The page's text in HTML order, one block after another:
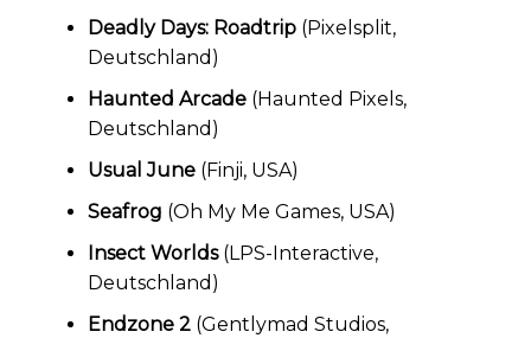
Deadly Days: Roadtrip(Pixelsplit,
Deutschland)
Haunted Arcade(Haunted Pixels,
Deutschland)
Usual June(Finji, USA)
Seafrog (Oh My Me Games, USA)
Insect Worlds(LPS-Interactive,
Deutschland)
Endzone 2(Gentlymad Studios,